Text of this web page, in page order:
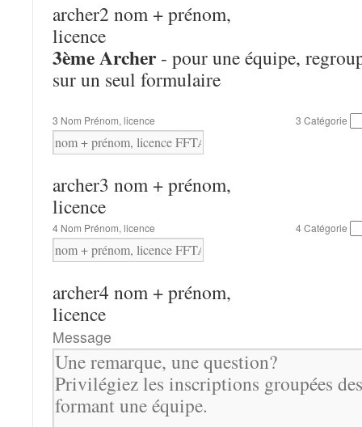
archer2 nom + prénom,
licence
3ème Archer- pour une équipe,
sur un seul formulaire
3 Nom Prénom, licence
archer3 nom + prénom,
licence
3 Catégorie
4 Nom Prénom, licence
archer4 nom + prénom,
licence
4 Catégorie
Message